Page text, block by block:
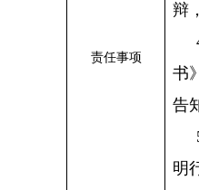
责任事项
辩
书
告
明